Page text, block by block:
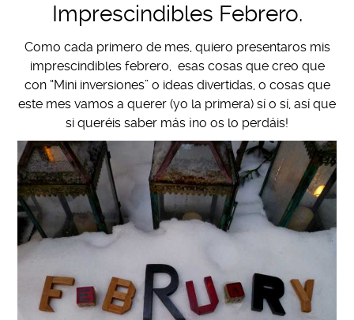
Imprescindibles Febrero.
Como cada primero de mes, quiero presentaros mis
imprescindibles febrero, esas cosas que creo que
con “Mini inversiones” o ideas divertidas, o cosas que
este mes vamos a querer (yo la primera) sí o sí, así que
si queréis saber más ¡no os lo perdáis!